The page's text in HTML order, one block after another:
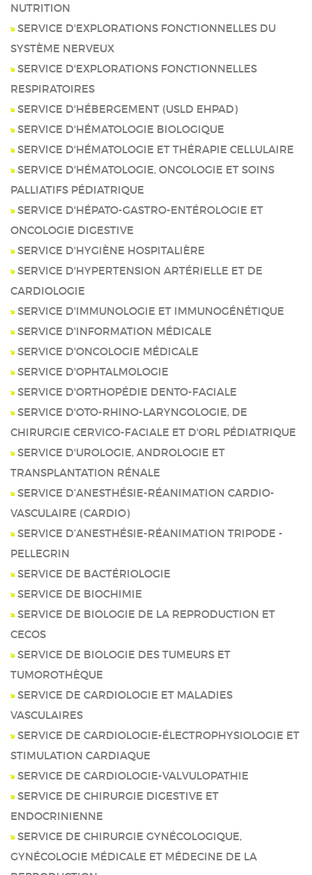
NUTRITION
SERVICE D'EXPLORATIONS FONCTIONNELLES DU
SYSTÈME NERVEUX
SERVICE D'EXPLORATIONS FONCTIONNELLES
RESPIRATOIRES
SERVICE D'HÉBERGEMENT (USLD EHPAD)
SERVICE D'HÉMATOLOGIE BIOLOGIQUE
SERVICE D'HÉMATOLOGIE ET THÉRAPIE CELLULAIRE
SERVICE D'HÉMATOLOGIE, ONCOLOGIE ET SOINS
PALLIATIFS PÉDIATRIQUE
SERVICE D'HÉPATO-GASTRO-ENTÉROLOGIE ET
ONCOLOGIE DIGESTIVE
SERVICE D'HYGIÈNE HOSPITALIÈRE
SERVICE D'HYPERTENSION ARTÉRIELLE ET DE
CARDIOLOGIE
SERVICE D'IMMUNOLOGIE ET IMMUNOGÉNÉTIQUE
SERVICE D'INFORMATION MÉDICALE
SERVICE D'ONCOLOGIE MÉDICALE
SERVICE D'OPHTALMOLOGIE
SERVICE D'ORTHOPÉDIE DENTO-FACIALE
SERVICE D'OTO-RHINO-LARYNGOLOGIE, DE
CHIRURGIE CERVICO-FACIALE ET D'ORL PÉDIATRIQUE
SERVICE D'UROLOGIE, ANDROLOGIE ET
TRANSPLANTATION RÉNALE
SERVICE D’ANESTHÉSIE-RÉANIMATION CARDIO-
VASCULAIRE (CARDIO)
SERVICE D’ANESTHÉSIE-RÉANIMATION TRIPODE -
PELLEGRIN
SERVICE DE BACTÉRIOLOGIE
SERVICE DE BIOCHIMIE
SERVICE DE BIOLOGIE DE LA REPRODUCTION ET
CECOS
SERVICE DE BIOLOGIE DES TUMEURS ET
TUMOROTHÈQUE
SERVICE DE CARDIOLOGIE ET MALADIES
VASCULAIRES
SERVICE DE CARDIOLOGIE-ÉLECTROPHYSIOLOGIE ET
STIMULATION CARDIAQUE
SERVICE DE CARDIOLOGIE-VALVULOPATHIE
SERVICE DE CHIRURGIE DIGESTIVE ET
ENDOCRINIENNE
SERVICE DE CHIRURGIE GYNÉCOLOGIQUE,
GYNÉCOLOGIE MÉDICALE ET MÉDECINE DE LA